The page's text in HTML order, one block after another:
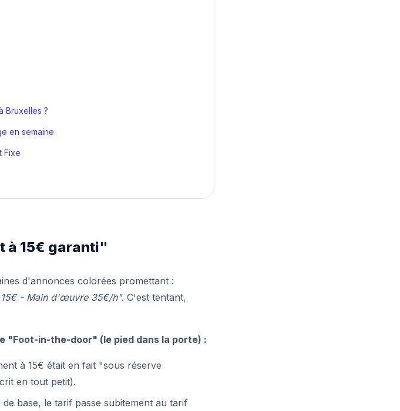
Bruxelles ?
en semaine
Fixe
à 15€ garanti"
d'annonces colorées promettant :
15€ - Main d'œuvre 35€/h". C'est tentant,
"Foot-in-the-door" (le pied dans la porte) :
à 15€ était en fait "sous réserve
en tout petit).
base, le tarif passe subitement au tarif